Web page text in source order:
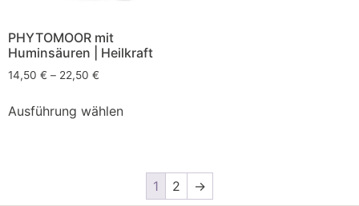
PHYTOMOOR mit
Huminsäuren | Heilkraft
14,50 € – 22,50 €
Ausführung wählen
1 2 →